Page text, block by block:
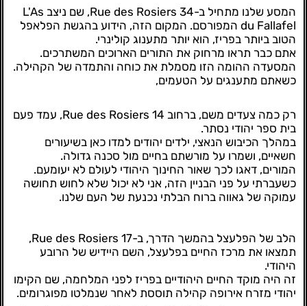
המסע שלנו מתחיל ב-34 Rue des Rosiers, שם ניצב L'As
du Fallafel המפורסם. המקום הזה, הידוע בהגשת הפלאפל
הטוב ביותר בפריז, הוא יותר מתענוג קולינרי.
אתם כבר תראו מרחוק את התורים הארוכים המשתרכים.
המסעדה ההומה הזו מסמלת את כוחה והתמדה של הקהילה.
כשאתם מתענגים על הטעמים,
רק כמה צעדים משם, ברחוב 14 Rue des Rosiers, עמד פעם
בית ספר יהודי נסתר.
במהלך הכיבוש הנאצי, ילדים יהודים למדו כאן בשיעורים
חשאיים, ושמרו על מורשתם בחיים מול סכנה גדולה.
המורים, דאגו לכך שאור החינוך היהודי לעולם לא יעומעם.
כשעברתי על פני הבניין הזה, אני לא יכול שלא לחוש תחושה
עמוקה של גאווה ברוח הבלתי נכנעת של העם שלנו.
הלב של הפלעצל בהמשך הדרך, ב-17 Rue des Rosiers,
תמצאו את מרכז החיים בפלעצל, השם היידיש של הרובע
היהודי.
זה היה מוקד החיים היהודיים בפריז לפני המלחמה, שם הקימו
יהודי מזרח אירופה קהילה תוססת לאחר שנמלטו מפוגרומים.